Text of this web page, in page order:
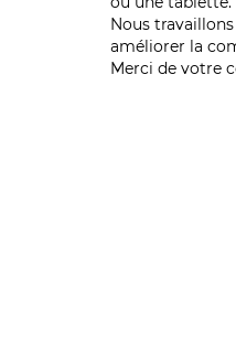
Nous
améliorer la
Merci de votre